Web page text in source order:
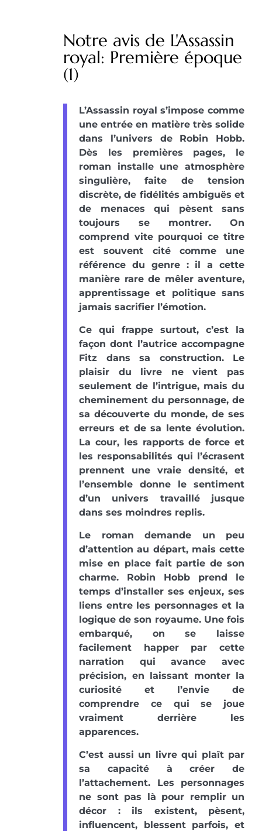
Notre avis de L'Assassin
royal: Première époque
(1)
L’Assassin royal s’impose comme
une entrée en matière très solide
dans l’univers de Robin Hobb.
Dès les premières pages, le
roman installe une atmosphère
singulière, faite de tension
discrète, de fidélités ambiguës et
de menaces qui pèsent sans
toujours se montrer. On
comprend vite pourquoi ce titre
est souvent cité comme une
référence du genre : il a cette
manière rare de mêler aventure,
apprentissage et politique sans
jamais sacrifier l’émotion.
Ce qui frappe surtout, c’est la
façon dont l’autrice accompagne
Fitz dans sa construction. Le
plaisir du livre ne vient pas
seulement de l’intrigue, mais du
cheminement du personnage, de
sa découverte du monde, de ses
erreurs et de sa lente évolution.
La cour, les rapports de force et
les responsabilités qui l’écrasent
prennent une vraie densité, et
l’ensemble donne le sentiment
d’un univers travaillé jusque
dans ses moindres replis.
Le roman demande un peu
d’attention au départ, mais cette
mise en place fait partie de son
charme. Robin Hobb prend le
temps d’installer ses enjeux, ses
liens entre les personnages et la
logique de son royaume. Une fois
embarqué, on se laisse
facilement happer par cette
narration qui avance avec
précision, en laissant monter la
curiosité et l’envie de
comprendre ce qui se joue
vraiment derrière les
apparences.
C’est aussi un livre qui plaît par
sa capacité à créer de
l’attachement. Les personnages
ne sont pas là pour remplir un
décor : ils existent, pèsent,
influencent, blessent parfois, et